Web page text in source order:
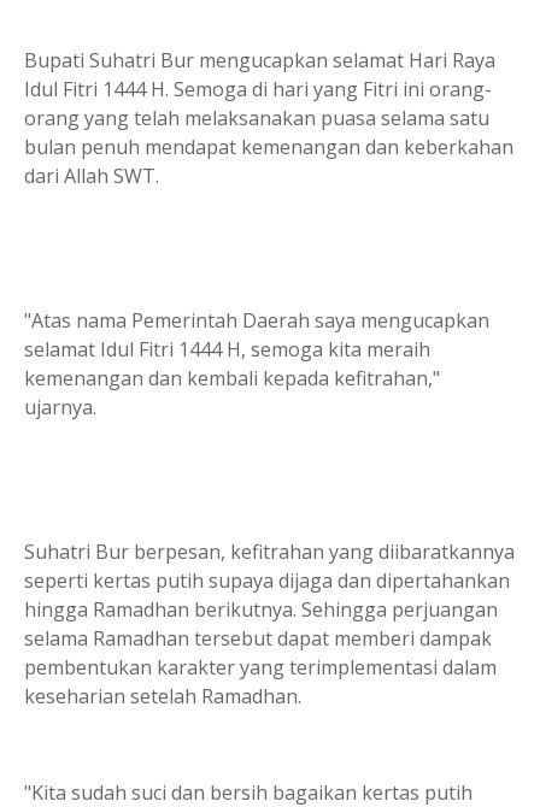
Bupati Suhatri Bur mengucapkan selamat Hari Raya
Idul Fitri 1444 H. Semoga di hari yang Fitri ini orang-
orang yang telah melaksanakan puasa selama satu
bulan penuh mendapat kemenangan dan keberkahan
dari Allah SWT.
"Atas nama Pemerintah Daerah saya mengucapkan
selamat Idul Fitri 1444 H, semoga kita meraih
kemenangan dan kembali kepada kefitrahan,"
ujarnya.
Suhatri Bur berpesan, kefitrahan yang diibaratkannya
seperti kertas putih supaya dijaga dan dipertahankan
hingga Ramadhan berikutnya. Sehingga perjuangan
selama Ramadhan tersebut dapat memberi dampak
pembentukan karakter yang terimplementasi dalam
keseharian setelah Ramadhan.
"Kita sudah suci dan bersih bagaikan kertas putih